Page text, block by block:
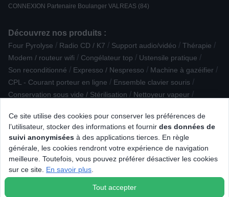
Ce site utilise des cookies pour conserver les préférences de
l’utilisateur, stocker des informations et fournir des données de
suivi anonymisées à des applications tierces. En règle
générale, les cookies rendront votre expérience de navigation
meilleure. Toutefois, vous pouvez préférer désactiver les cookies
sur ce site. En savoir plus
Tout accepter
CONNEXION Partenaire Boulanger VALREAS (84)
Découvrez nos produits :
Four Pyrolyse / Radio CD / K7 / Support audio/vidéo / Thérapie /
Modem / routeur wifi / Congélateur top / Ustensile pratique /
Son reconditionné / Expresso / Nespresso / Machine à gazéifier /
CPL - Courant porteur en ligne / Ensemble clavier souris /
Conservation sous vide / Stérilisation / Nettoyeur vapeur /
Trancheuse / couteau électrique / ouvre-boîte / Théière /
Clavier gamer / Casque sans fil Arceau /
Accessoire Hygiène dentaire Batteur
Liseuse numérique
Sorbetière / machine à granité
Accessoire Aspirateur / Nettoyeur vapeur / Eclairage connecté